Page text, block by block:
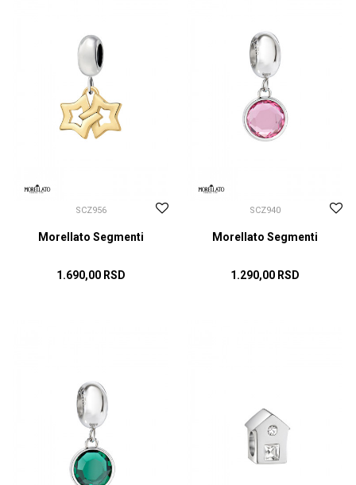
SCZ956
Morellato Segmenti
1.690,00 RSD
SCZ940
Morellato Segmenti
1.290,00 RSD